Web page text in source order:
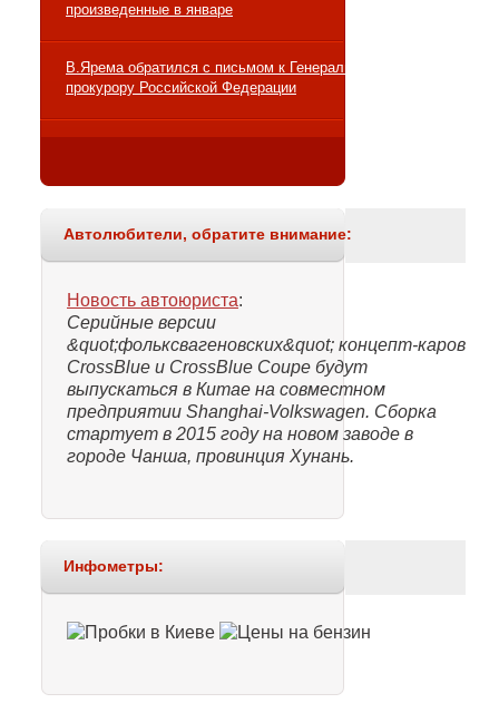
произведенные в январе
В.Ярема обратился с письмом к Генеральному
прокурору Российской Федерации
Автолюбители, обратите внимание:
Новость автоюриста:
Серийные версии
&quot;фольксвагеновских&quot; концепт-каров
CrossBlue и CrossBlue Coupe будут
выпускаться в Китае на совместном
предприятии Shanghai-Volkswagen. Сборка
стартует в 2015 году на новом заводе в
городе Чанша, провинция Хунань.
Инфометры: